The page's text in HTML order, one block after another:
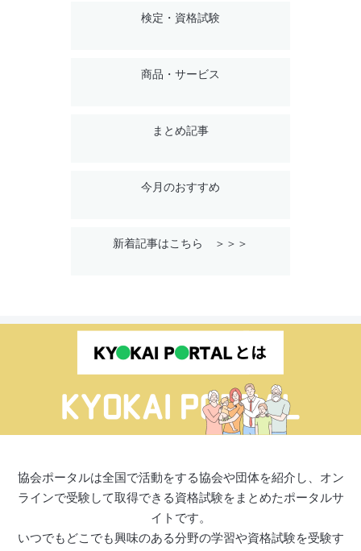
検定・資格試験
商品・サービス
まとめ記事
今月のおすすめ
新着記事はこちら ＞＞＞
協会ポータルは全国で活動をする協会や団体を紹介し、オン
ラインで受験して取得できる資格試験をまとめたポータルサ
イトです。
いつでもどこでも興味のある分野の学習や資格試験を受験す